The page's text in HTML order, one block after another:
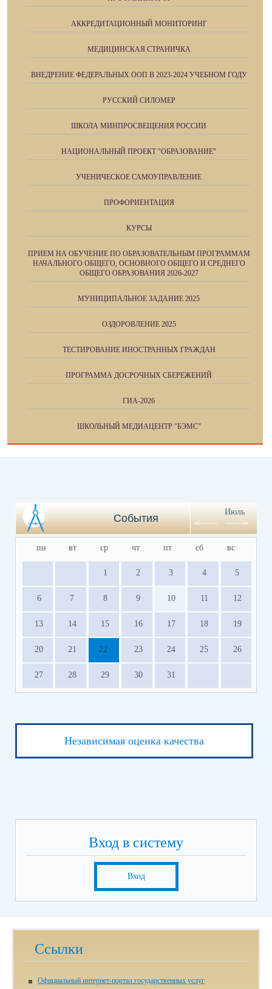
АККРЕДИТАЦИОННЫЙ МОНИТОРИНГ
МЕДИЦИНСКАЯ СТРАНИЧКА
ВНЕДРЕНИЕ ФЕДЕРАЛЬНЫХ ООП В 2023-2024 УЧЕБНОМ ГОДУ
РУССКИЙ СИЛОМЕР
ШКОЛА МИНПРОСВЕЩЕНИЯ РОССИИ
НАЦИОНАЛЬНЫЙ ПРОЕКТ "ОБРАЗОВАНИЕ"
УЧЕНИЧЕСКОЕ САМОУПРАВЛЕНИЕ
ПРОФОРИЕНТАЦИЯ
КУРСЫ
ПРИЕМ НА ОБУЧЕНИЕ ПО ОБРАЗОВАТЕЛЬНЫМ ПРОГРАММАМ
НАЧАЛЬНОГО ОБЩЕГО, ОСНОВНОГО ОБЩЕГО И СРЕДНЕГО
ОБЩЕГО ОБРАЗОВАНИЯ 2026-2027
МУНИЦИПАЛЬНОЕ ЗАДАНИЕ 2025
ОЗДОРОВЛЕНИЕ 2025
ТЕСТИРОВАНИЕ ИНОСТРАННЫХ ГРАЖДАН
ПРОГРАММА ДОСРОЧНЫХ СБЕРЕЖЕНИЙ
ГИА-2026
ШКОЛЬНЫЙ МЕДИАЦЕНТР "БЭМС"
События
Июль
пн вт ср чт пт сб вс
1 2 3 4 5
6 7 8 9 10 11 12
13 14 15 16 17 18 19
20 21 22 23 24 25 26
27 28 29 30 31
Независимая оценка качества
Вход в систему
Вход
Ссылки
Официальный интернет-портал государственных услуг